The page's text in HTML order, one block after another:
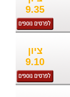
9.35
ציון
9.10